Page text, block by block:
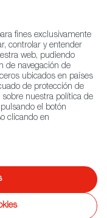
link
Selecciona
idioma
la ciudad
fines exclusivamente
controlar y entender
web, pudiendo
de navegación de
ubicados en países
de protección de
nuestra política de
el botón
clicando en